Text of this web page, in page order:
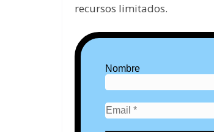
recursos limitados.
Nombre